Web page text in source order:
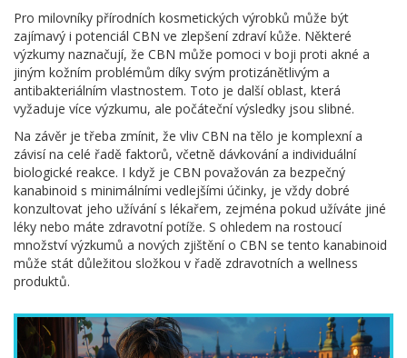
Pro milovníky přírodních kosmetických výrobků může být
zajímavý i potenciál CBN ve zlepšení zdraví kůže. Některé
výzkumy naznačují, že CBN může pomoci v boji proti akné a
jiným kožním problémům díky svým protizánětlivým a
antibakteriálním vlastnostem. Toto je další oblast, která
vyžaduje více výzkumu, ale počáteční výsledky jsou slibné.
Na závěr je třeba zmínit, že vliv CBN na tělo je komplexní a
závisí na celé řadě faktorů, včetně dávkování a individuální
biologické reakce. I když je CBN považován za bezpečný
kanabinoid s minimálními vedlejšími účinky, je vždy dobré
konzultovat jeho užívání s lékařem, zejména pokud užíváte jiné
léky nebo máte zdravotní potíže. S ohledem na rostoucí
množství výzkumů a nových zjištění o CBN se tento kanabinoid
může stát důležitou složkou v řadě zdravotních a wellness
produktů.